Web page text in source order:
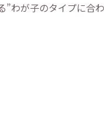
わが子のタイプに合わ